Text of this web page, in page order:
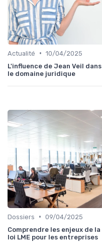
Actualité • 10/04/2025
L'influence de Jean Veil dans
le domaine juridique
Dossiers • 09/04/2025
Comprendre les enjeux de la
loi LME pour les entreprises